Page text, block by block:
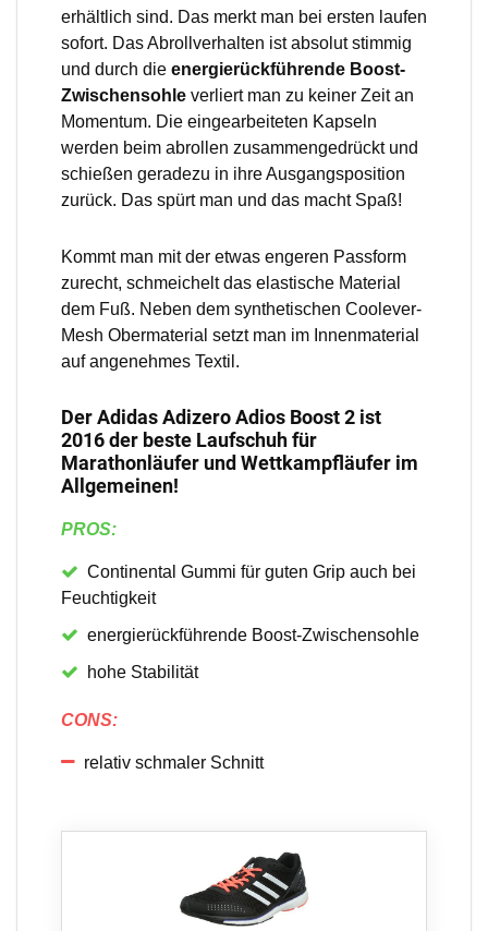
erhältlich sind. Das merkt man bei ersten laufen
sofort. Das Abrollverhalten ist absolut stimmig
und durch die energierückführende Boost-
Zwischensohle verliert man zu keiner Zeit an
Momentum. Die eingearbeiteten Kapseln
werden beim abrollen zusammengedrückt und
schießen geradezu in ihre Ausgangsposition
zurück. Das spürt man und das macht Spaß!
Kommt man mit der etwas engeren Passform
zurecht, schmeichelt das elastische Material
dem Fuß. Neben dem synthetischen Coolever-
Mesh Obermaterial setzt man im Innenmaterial
auf angenehmes Textil.
Der Adidas Adizero Adios Boost 2 ist
2016 der beste Laufschuh für
Marathonläufer und Wettkampfläufer im
Allgemeinen!
PROS:
Continental Gummi für guten Grip auch bei
Feuchtigkeit
energierückführende Boost-Zwischensohle
hohe Stabilität
CONS:
relativ schmaler Schnitt